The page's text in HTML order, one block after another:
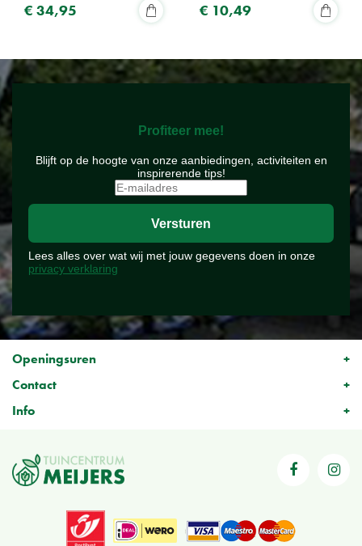
€ 34,95 € 10,49
Profiteer mee!
Blijft op de hoogte van onze aanbiedingen, activiteiten en
inspirerende tips!
Lees alles over wat wij met jouw gegevens doen in onze
privacy verklaring
Openingsuren
Contact
Info